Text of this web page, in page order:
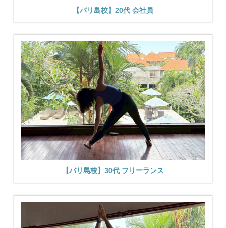
【バリ島校】20代 会社員
【バリ島校】30代 フリーランス